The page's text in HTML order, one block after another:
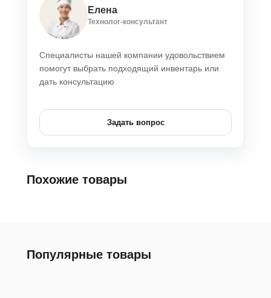
Елена
Технолог-консультант
Специалисты нашей компании удовольствием
помогут выбрать подходящий инвентарь или
дать консультацию
Задать вопрос
Похожие товары
Популярные товары